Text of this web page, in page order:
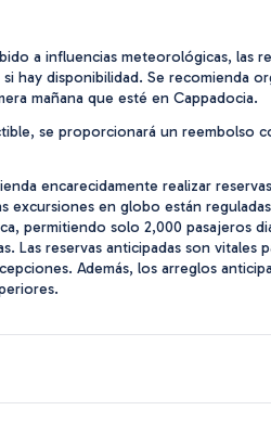
a influencias meteorológicas, las
hay disponibilidad. Se recomienda
mañana que esté en Cappadocia.
se proporcionará un reembolso
encarecidamente realizar
excursiones en globo están
permitiendo solo 2,000 pasajeros
Las reservas anticipadas son vitales
Además, los arreglos